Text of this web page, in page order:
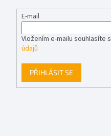
E-mail
Vložením e-mailu souhlasíte s
údajů
PŘIHLÁSIT SE